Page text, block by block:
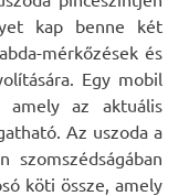
kap benne két
mérkőzések és
Egy mobil
az aktuális
Az uszoda a
szomszédságában
köti össze, amely